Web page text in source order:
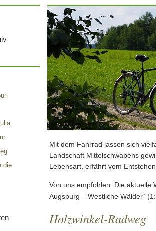
die
Mit dem Fahrrad lassen sich
Landschaft Mittelschwabens
Lebensart, erfährt vom
Von uns empfohlen: Die aktuelle
Augsburg – Westliche Wälder“
Holzwinkel-Radweg